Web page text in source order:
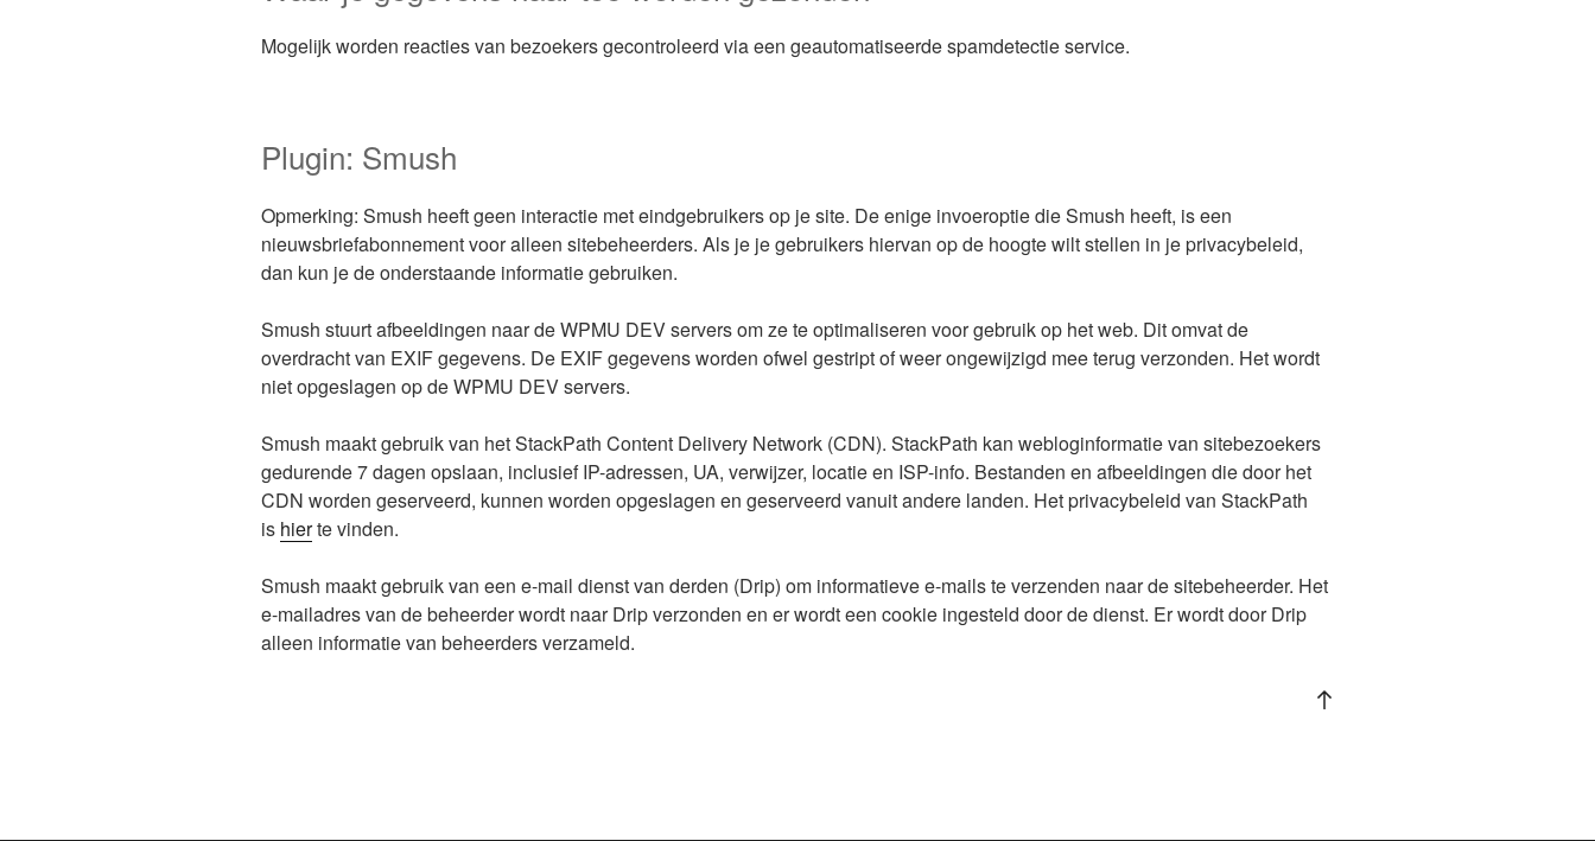
Mogelijk worden reacties van bezoekers gecontroleerd via een geautomatiseerde spamdetectie service.
Plugin: Smush
Opmerking: Smush heeft geen interactie met eindgebruikers op je site. De enige invoeroptie die Smush heeft, is een
nieuwsbriefabonnement voor alleen sitebeheerders. Als je je gebruikers hiervan op de hoogte wilt stellen in je privacybeleid,
dan kun je de onderstaande informatie gebruiken.
Smush stuurt afbeeldingen naar de WPMU DEV servers om ze te optimaliseren voor gebruik op het web. Dit omvat de
overdracht van EXIF gegevens. De EXIF gegevens worden ofwel gestript of weer ongewijzigd mee terug verzonden. Het wordt
niet opgeslagen op de WPMU DEV servers.
Smush maakt gebruik van het StackPath Content Delivery Network (CDN). StackPath kan webloginformatie van sitebezoekers
gedurende 7 dagen opslaan, inclusief IP-adressen, UA, verwijzer, locatie en ISP-info. Bestanden en afbeeldingen die door het
CDN worden geserveerd, kunnen worden opgeslagen en geserveerd vanuit andere landen. Het privacybeleid van StackPath
is hierte vinden.
Smush maakt gebruik van een e-mail dienst van derden (Drip) om informatieve e-mails te verzenden naar de sitebeheerder. Het
e-mailadres van de beheerder wordt naar Drip verzonden en er wordt een cookie ingesteld door de dienst. Er wordt door Drip
alleen informatie van beheerders verzameld.